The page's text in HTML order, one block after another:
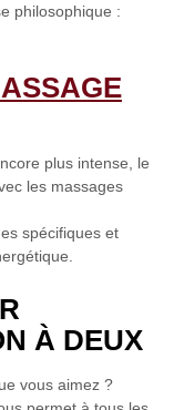
philosophique :
plus intense, le
les massages
spécifiques et
À DEUX
vous aimez ?